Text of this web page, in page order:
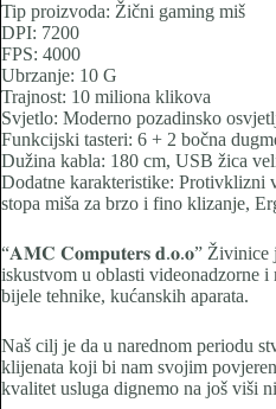
Tip proizvoda: Žični gaming miš
DPI: 7200
FPS: 4000
Ubrzanje: 10 G
Trajnost: 10 miliona klikova
Svjetlo: Moderno pozadinsko
Funkcijski tasteri: 6 + 2 bočna
Dužina kabla: 180 cm, USB žica
Dodatne karakteristike: Protivklizni
stopa miša za brzo i fino klizanje,
“𝐀𝐌𝐂 𝐂𝐨𝐦𝐩𝐮𝐭𝐞𝐫𝐬 𝐝.𝐨.𝐨” Živinice
iskustvom u oblasti videonadzorne i
bijele tehnike, kućanskih aparata.
Naš cilj je da u narednom periodu
klijenata koji bi nam svojim
kvalitet usluga dignemo na još viši